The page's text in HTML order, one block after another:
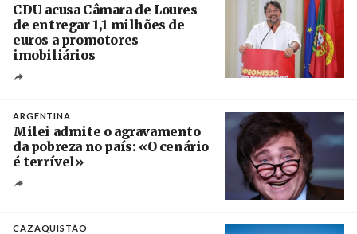
CDU acusa Câmara de Loures
de entregar 1,1 milhões de
euros a promotores
imobiliários
ARGENTINA
Milei admite o agravamento
da pobreza no país: «O cenário
é terrível»
CAZAQUISTÃO